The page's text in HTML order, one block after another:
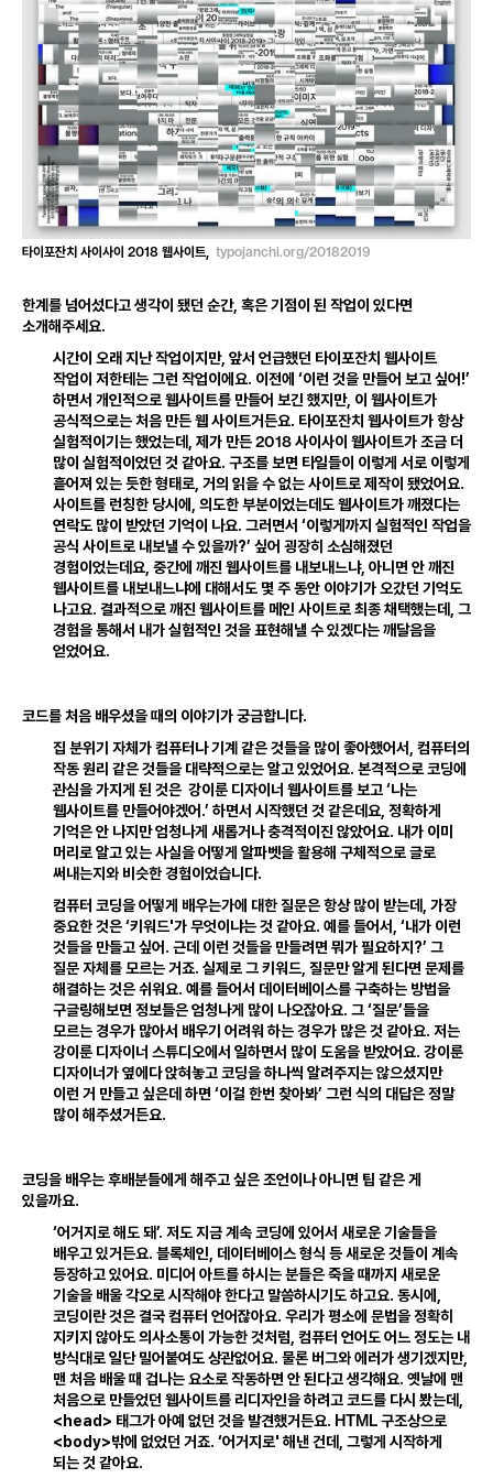
타이포잔치 사이사이 2018 웹사이트, typojanchi.org/20182019
한계를 넘어섰다고 생각이 됐던 순간, 혹은 기점이 된 작업이 있다면
소개해주세요.
시간이 오래 지난 작업이지만, 앞서 언급했던 타이포잔치 웹사이트
작업이 저한테는 그런 작업이에요. 이전에 ‘이런 것을 만들어 보고 싶어!’
하면서 개인적으로 웹사이트를 만들어 보긴 했지만, 이 웹사이트가
공식적으로는 처음 만든 웹 사이트거든요. 타이포잔치 웹사이트가 항상
실험적이기는 했었는데
제가 만든2018사이사이 웹사이트가 조금 더
많이 실험적이었던 것 같아요. 구조를 보면 타일들이 이렇게 서로 이렇게
흩어져 있는 듯한 형태로 거의 읽을 수 없는 사이트로 제작이 됐었어요.
사이트를 런칭한 당시에
의도한 부분이었는데도 웹사이트가 깨졌다는
연락도 많이 받았던 기억이 나요. 그러면서 ‘이렇게까지 실험적인 작업을
공식 사이트로 내보낼 수 있을까?’ 싶어 굉장히 소심해졌던
경험이었는데요 중간에 깨진 웹사이트를 내보내느냐, 아니면 안 깨진
웹사이트를 내보내느냐에 대해서도 몇 주 동안 이야기가 오갔던 기억도
나고요. 결과적으로 깨진 웹사이트를 메인 사이트로 최종 채택했는데
그
경험을 통해서 내가 실험적인 것을 표현해낼 수 있겠다는 깨달음을
얻었어요.
코드를 처음 배우셨을 때의 이야기가 궁금합니다.
집 분위기 자체가 컴퓨터나 기계 같은 것들을 많이 좋아했어서
컴퓨터의
작동 원리 같은 것들을 대략적으로는 알고 있었어요. 본격적으로 코딩에
관심을 가지게 된 것은 강이룬 디자이너 웹사이트를 보고 ‘나는
웹사이트를 만들어야겠어 .’ 하면서 시작했던 것 같은데요 정확하게
기억은 안 나지만 엄청나게 새롭거나 충격적이진 않았어요. 내가 이미
머리로 알고 있는 사실을 어떻게 알파벳을 활용해 구체적으로 글로
써내는지와 비슷한 경험이었습니다.
컴퓨터 코딩을 어떻게 배우는가에 대한 질문은 항상 많이 받는데
가장
중요한 것은 ‘키워드'가 무엇이냐는 것 같아요. 예를 들어서
‘내가 이런
것들을 만들고 싶어 . 근데 이런 것들을 만들려면 뭐가 필요하지?’ 그
질문 자체를 모르는 거죠. 실제로 그 키워드 질문만 알게 된다면 문제를
해결하는 것은 쉬워요. 예를 들어서 데이터베이스를 구축하는 방법을
구글링해보면 정보들은 엄청나게 많이 나오잖아요. 그 ‘질문’들을
모르는 경우가 많아서 배우기 어려워 하는 경우가 많은 것 같아요. 저는
강이룬 디자이너 스튜디오에서 일하면서 많이 도움을 받았어요. 강이룬
디자이너가 옆에다 앉혀놓고 코딩을 하나씩 알려주지는 않으셨지만
이런 거 만들고 싶은데 하면 ‘이걸 한번 찾아봐’ 그런 식의 대답은 정말
많이 해주셨거든요.
코딩을 배우는 후배분들에게 해주고 싶은 조언이나 아니면 팁 같은 게
있을까요.
‘어거지로 해도 돼’. 저도 지금 계속 코딩에 있어서 새로운 기술들을
배우고 있거든요. 블록체인 데이터베이스 형식 등 새로운 것들이 계속
등장하고 있어요. 미디어 아트를 하시는 분들은 죽을 때까지 새로운
기술을 배울 각오로 시작해야 한다고 말씀하시기도 하고요. 동시에
코딩이란 것은 결국 컴퓨터 언어잖아요. 우리가 평소에 문법을 정확히
지키지 않아도 의사소통이 가능한 것처럼 컴퓨터 언어도 어느 정도는 내
방식대로 일단 밀어붙여도 상관없어요. 물론 버그와 에러가 생기겠지만,
맨 처음 배울 때 겁나는 요소로 작동하면 안 된다고 생각해요. 옛날에 맨
처음으로 만들었던 웹사이트를 리디자인을 하려고 코드를 다시 봤는데
< head > 태그가 아예 없던 것을 발견했거든요. HTML구조상으로
< body>밖에 없었던 거죠. ‘어거지로' 해낸 건데
그렇게 시작하게
되는 것 같아요.